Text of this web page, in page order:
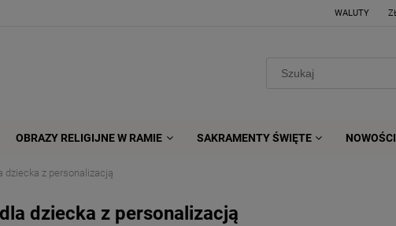
WALUTY
OBRAZY RELIGIJNE W RAMIE SAKRAMENTY ŚWIĘTE NOWOŚCI
dziecka z personalizacją
dziecka z personalizacją